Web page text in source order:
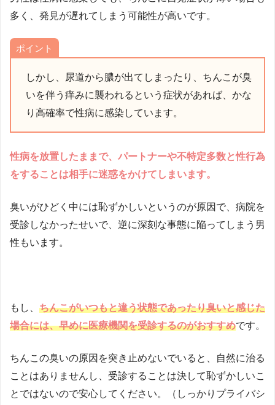
多く、発見が遅れてしまう可能性が高いです。
ポイント
しかし、尿道から膿が出てしまったり、ちんこが臭
いを伴う痒みに襲われるという症状があれば、かな
り高確率で性病に感染しています。
性病を放置したままで、パートナーや不特定多数と性行為
をすることは相手に迷惑をかけてしまいます。
臭いがひどく中には恥ずかしいというのが原因で、病院を
受診しなかったせいで、逆に深刻な事態に陥ってしまう男
性もいます。
もし、 ちんこがいつもと違う状態であったり臭いと感じた
場合には、早めに医療機関を受診するのがおすすめです。
ちんこの臭いの原因を突き止めないでいると、自然に治る
ことはありませんし、受診することは決して恥ずかしいこ
とではないので安心してください。（しっかりプライバシ